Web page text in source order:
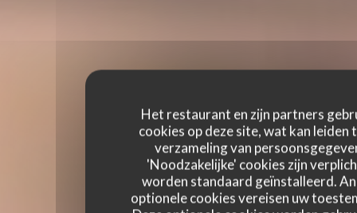
Het restaurant en zijn partners
cookies op deze site, wat kan leiden
verzameling van
'Noodzakelijke' cookies zijn
worden standaard geïnstalleerd.
optionele cookies vereisen uw